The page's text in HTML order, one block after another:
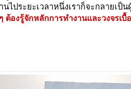
นไประยะเวลาหนึ่งเราก็จะกลายเ
ต้องรู้จักหลักการทำงานและวงจรเ